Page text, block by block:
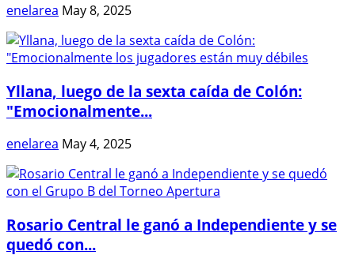
enelarea May 8, 2025
Yllana, luego de la sexta caída de Colón:
"Emocionalmente...
enelarea May 4, 2025
Rosario Central le ganó a Independiente y se
quedó con...